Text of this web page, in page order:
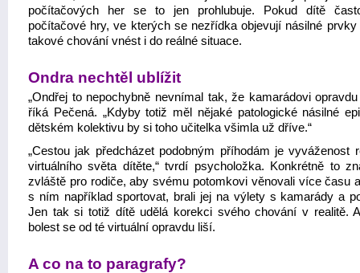
počítačových her se to jen prohlubuje. Pokud dítě
počítačové hry, ve kterých se nezřídka objevují násilné
takové chování vnést i do reálné situace.
Ondra nechtěl ublížit
„Ondřej to nepochybně nevnímal tak, že kamarádovi opravdu
říká Pečená. „Kdyby totiž měl nějaké patologické násilné
dětském kolektivu by si toho učitelka všimla už dříve.“
„Cestou jak předcházet podobným příhodám je vyváženost
virtuálního světa dítěte,“ tvrdí psycholožka. Konkrétně to
zvláště pro rodiče, aby svému potomkovi věnovali více času
s ním například sportovat, brali jej na výlety s kamarády a
Jen tak si totiž dítě udělá korekci svého chování v realitě.
bolest se od té virtuální opravdu liší.
A co na to paragrafy?